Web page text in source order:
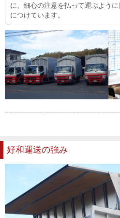
に、細心の注意を払って運ぶよう
につけています。
好和運送の強み